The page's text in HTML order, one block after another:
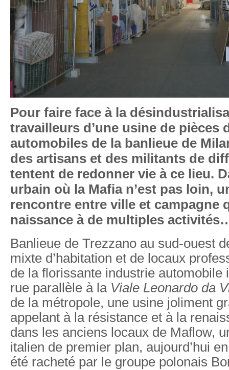
Pour faire face à la
travailleurs d’une usine de pièces
automobiles de la banlieue de
des artisans et des militants de
tentent de redonner vie à ce lieu.
urbain où la Mafia n’est pas loin,
rencontre entre ville et campagne
naissance à de multiples
Banlieue de Trezzano au sud-ouest
mixte d’habitation et de locaux
de la florissante industrie automobile
rue parallèle à la Viale Leonardo da
de la métropole, une usine joliment
appelant à la résistance et à la
dans les anciens locaux de Maflow,
italien de premier plan, aujourd’hui
été racheté par le groupe polonais